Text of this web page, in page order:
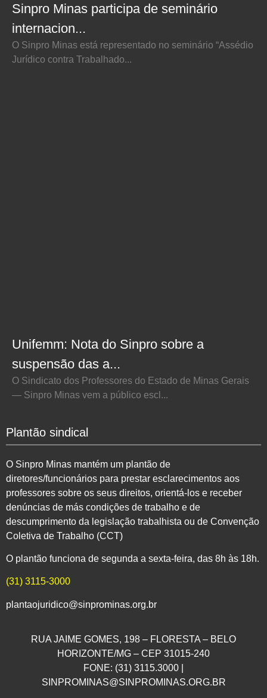
Sinpro Minas participa de seminário
internacion...
O Sinpro Minas está representado no seminário “Assédio
Jurídico contra Trabalhado...
Unifemm: Nota do Sinpro sobre a
suspensão das a...
O Sindicato dos Professores do Estado de Minas Gerais
— Sinpro Minas vem a público escl...
Plantão sindical
O Sinpro Minas mantém um plantão de
diretores/funcionários para prestar esclarecimentos aos
professores sobre os seus direitos, orientá-los e receber
denúncias de más condições de trabalho e de
descumprimento da legislação trabalhista ou de Convenção
Coletiva de Trabalho (CCT)
O plantão funciona de segunda a sexta-feira, das 8h às 18h.
(31) 3115-3000
plantaojuridico@sinprominas.org.br
RUA JAIME GOMES, 198 – FLORESTA – BELO
HORIZONTE/MG – CEP 31015-240
FONE: (31) 3115.3000 |
SINPROMINAS@SINPROMINAS.ORG.BR